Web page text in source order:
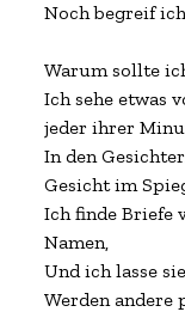
Noch begreif
Warum sollte
Ich sehe etwas
jeder ihrer
In den
Gesicht im
Ich finde Briefe
Namen,
Und ich lasse
Werden